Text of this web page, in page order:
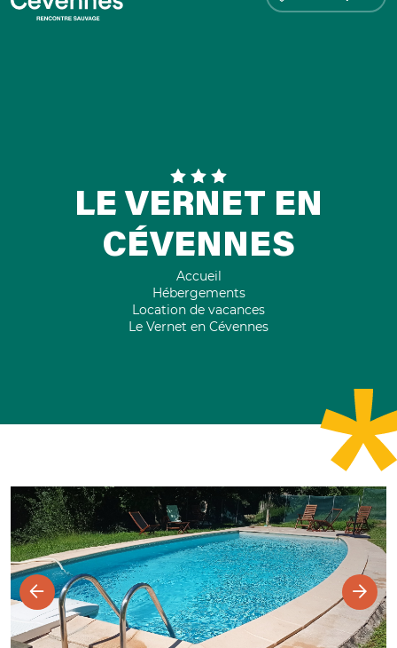
LE VERNET EN
CÉVENNES
Accueil
Hébergements
Location de vacances
Le Vernet en Cévennes